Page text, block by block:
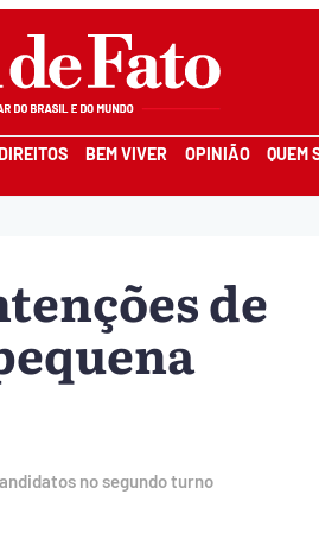
BEM VIVER OPINIÃO QUEM
de
no segundo turno